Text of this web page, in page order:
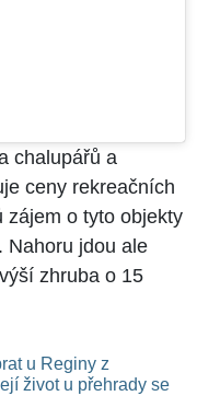
chalupářů a
ceny rekreačních
zájem o tyto objekty
Nahoru jdou ale
zhruba o 15
u Reginy z
život u přehrady se